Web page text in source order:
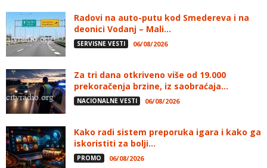
Radovi na auto-putu kod Smedereva i na
deonici Vodanj – Mali...
SERVISNE VESTI 06/08/2026
Za tri dana otkriveno više od 19.000
prekoračenja brzine, iz saobraćaja...
NACIONALNE VESTI 06/08/2026
Kako radi sistem preporuka igara i kako ga
iskoristiti za bolji...
PROMO 06/08/2026